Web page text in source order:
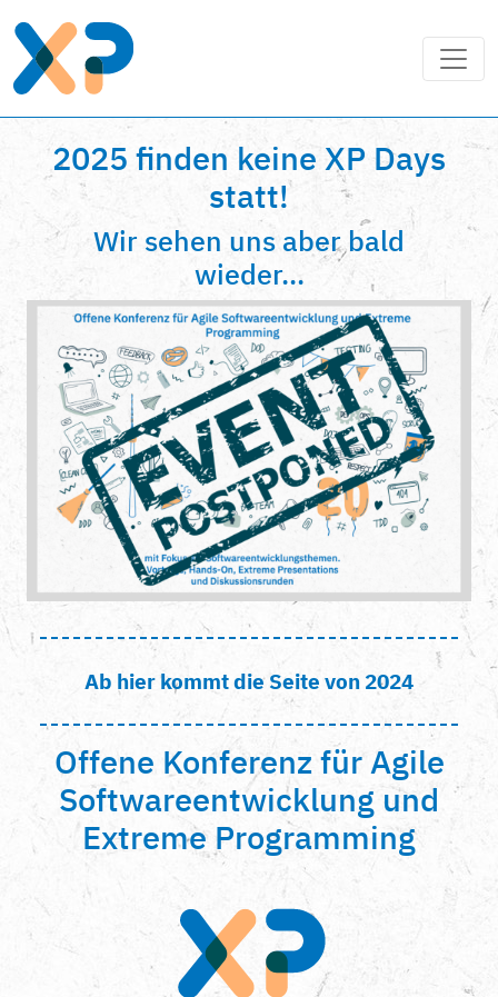
2025 finden keine XP Days
statt!
Wir sehen uns aber bald
wieder...
Ab hier kommt die Seite von 2024
Offene Konferenz für Agile
Softwareentwicklung und
Extreme Programming